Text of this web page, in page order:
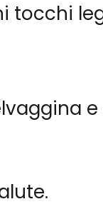
tocchi